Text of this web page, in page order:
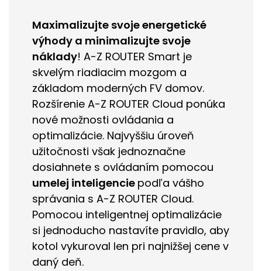
Maximalizujte svoje energetické
výhody a minimalizujte svoje
náklady! A-Z ROUTER Smart je
skvelým riadiacim mozgom a
základom moderných FV domov.
Rozšírenie A-Z ROUTER Cloud ponúka
nové možnosti ovládania a
optimalizácie. Najvyššiu úroveň
užitočnosti však jednoznačne
dosiahnete s ovládaním pomocou
umelej inteligencie podľa vášho
správania s A-Z ROUTER Cloud.
Pomocou inteligentnej optimalizácie
si jednoducho nastavíte pravidlo, aby
kotol vykuroval len pri najnižšej cene v
daný deň.